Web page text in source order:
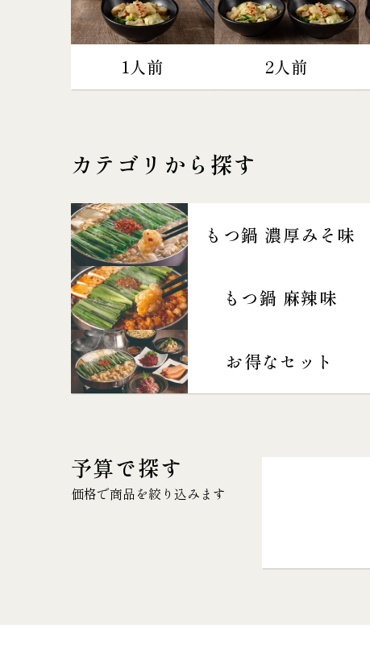
1人前 2人前
カテゴリから探す
もつ鍋 濃厚みそ味
もつ鍋 麻辣味
お得なセット
予算で探す
価格で商品を絞り込みます